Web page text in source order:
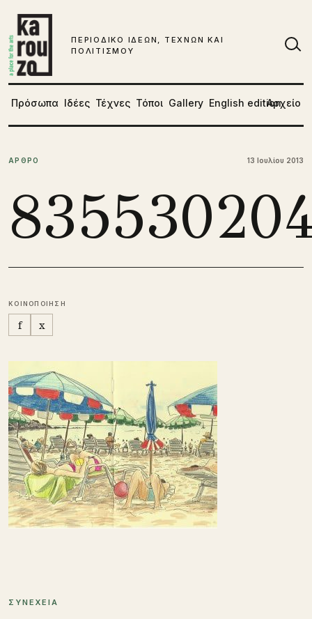
ΠΕΡΙΟΔΙΚΟ ΙΔΕΩΝ, ΤΕΧΝΩΝ ΚΑΙ
ΠΟΛΙΤΙΣΜΟΥ
Πρόσωπα Ιδέες Τέχνες Τόποι Gallery English editionΑρχείο
ΑΡΘΡΟ 13 Ιουλίου 2013
ΚΟΙΝΟΠΟΙΗΣΗ
f x
ΣΥΝΕΧΕΙΑ